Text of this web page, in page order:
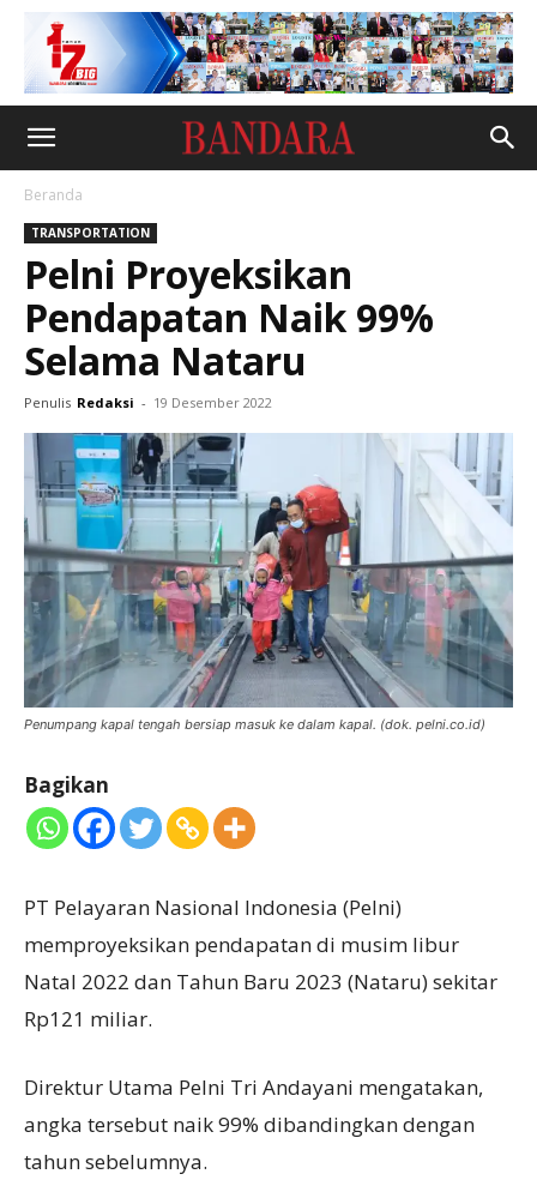
Beranda
TRANSPORTATION
Pelni Proyeksikan
Pendapatan Naik 99%
Selama Nataru
Penulis Redaksi - 19 Desember 2022
Penumpang kapal tengah bersiap masuk ke dalam kapal. (dok. pelni.co.id)
Bagikan
PT Pelayaran Nasional Indonesia (Pelni)
memproyeksikan pendapatan di musim libur
Natal 2022 dan Tahun Baru 2023 (Nataru) sekitar
Rp121 miliar.
Direktur Utama Pelni Tri Andayani mengatakan,
angka tersebut naik 99% dibandingkan dengan
tahun sebelumnya.